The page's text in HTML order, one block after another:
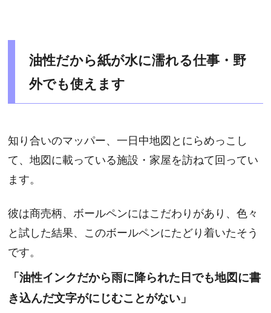
油性だから紙が水に濡れる仕事・野
外でも使えます
知り合いのマッパー、一日中地図とにらめっこし
て、地図に載っている施設・家屋を訪ねて回ってい
ます。
彼は商売柄、ボールペンにはこだわりがあり、色々
と試した結果、このボールペンにたどり着いたそう
です。
「油性インクだから雨に降られた日でも地図に書
き込んだ文字がにじむことがない」